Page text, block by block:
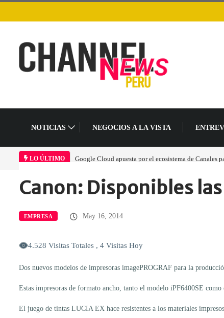
NOTICIAS NEGOCIOS A LA VISTA
LO ÚLTIMOGoogle Cloud apuesta por el ecosistema de Canales para
Home Empresa Canon: Disponibles las…
Canon: Disponibles
EMPRESA May 16, 2014
4.528 Visitas Totales , 4 Visitas Hoy
Dos nuevos modelos de impresoras imagePROGRAF para la
Estas impresoras de formato ancho, tanto el modelo iPF6400SE
El juego de tintas LUCIA EX hace resistentes a los materiales